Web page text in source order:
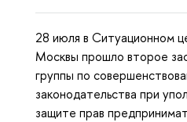
28 июля в Ситуационном
Москвы прошло второе
группы по
законодательства при
защите прав